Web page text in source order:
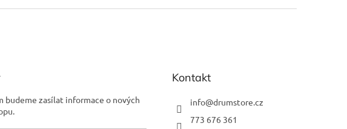
budeme zasílat informace o nových
Kontakt
info@drumstore.cz
773 676 361